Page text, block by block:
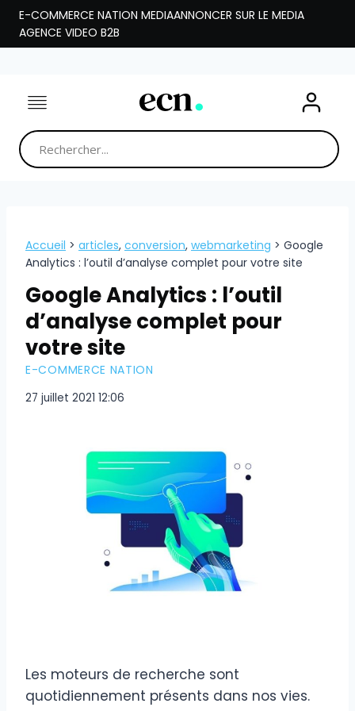
Aller
contenu
E-COMMERCE NATION MEDIAANNONCER SUR LE MEDIA
AGENCE VIDEO B2B
Accueil > articles, conversion, webmarketing > Google
Analytics : l’outil d’analyse complet pour votre site
Google Analytics : l’outil
d’analyse complet pour
votre site
E-COMMERCE NATION
27 juillet 2021 12:06
Les moteurs de recherche sont
quotidiennement présents dans nos vies.